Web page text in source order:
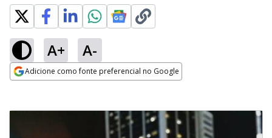
A+ A-
Adicione como fonte preferencial no Google